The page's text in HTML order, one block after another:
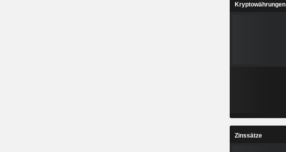
Kryptowährungen
Zinssätze